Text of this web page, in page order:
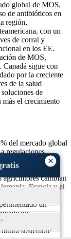
×
global de MOS,
de antibióticos en
región,
con un
de corral y
en los EE.
de MOS,
Canadá sigue con
por la creciente
de la salud
de
más el crecimiento
del mercado global
regulaciones
La
de MOS en
agricultores cambian
Francia y el
europeo de
un
en
Se espera
sostenible